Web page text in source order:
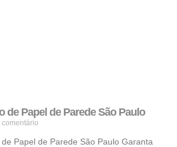
de Papel de Parede São Paulo
comentário
Papel de Parede São Paulo Garanta